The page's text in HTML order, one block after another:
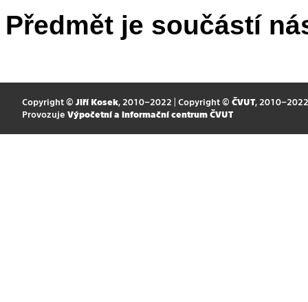
Předmět je součástí
Copyright © Jiří Kosek, 2010–2022 | Copyright © ČVUT, 2010–2022
Provozuje Výpočetní a informační centrum ČVUT